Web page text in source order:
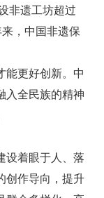
非遗工坊超过
，中国非遗保
能更好创新。中
入全民族的精神
设着眼于人、落
创作导向，提升